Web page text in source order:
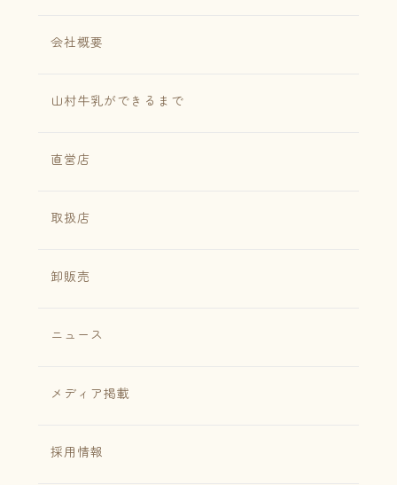
会社概要
山村牛乳ができるまで
直営店
取扱店
卸販売
ニュース
メディア掲載
採用情報